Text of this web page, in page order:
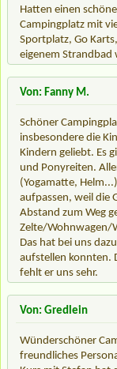
Hatten einen
Campingplatz mit
Sportplatz, Go
eigenem Strandbad
Von: Fanny M.
Schöner
insbesondere die
Kindern geliebt. Es
und Ponyreiten.
(Yogamatte,
aufpassen, weil die
Abstand zum Weg
Zelte/Wohnwagen/
Das hat bei uns
aufstellen konnten.
fehlt er uns sehr.
Von: Gredlein
Wünderschöner
freundliches